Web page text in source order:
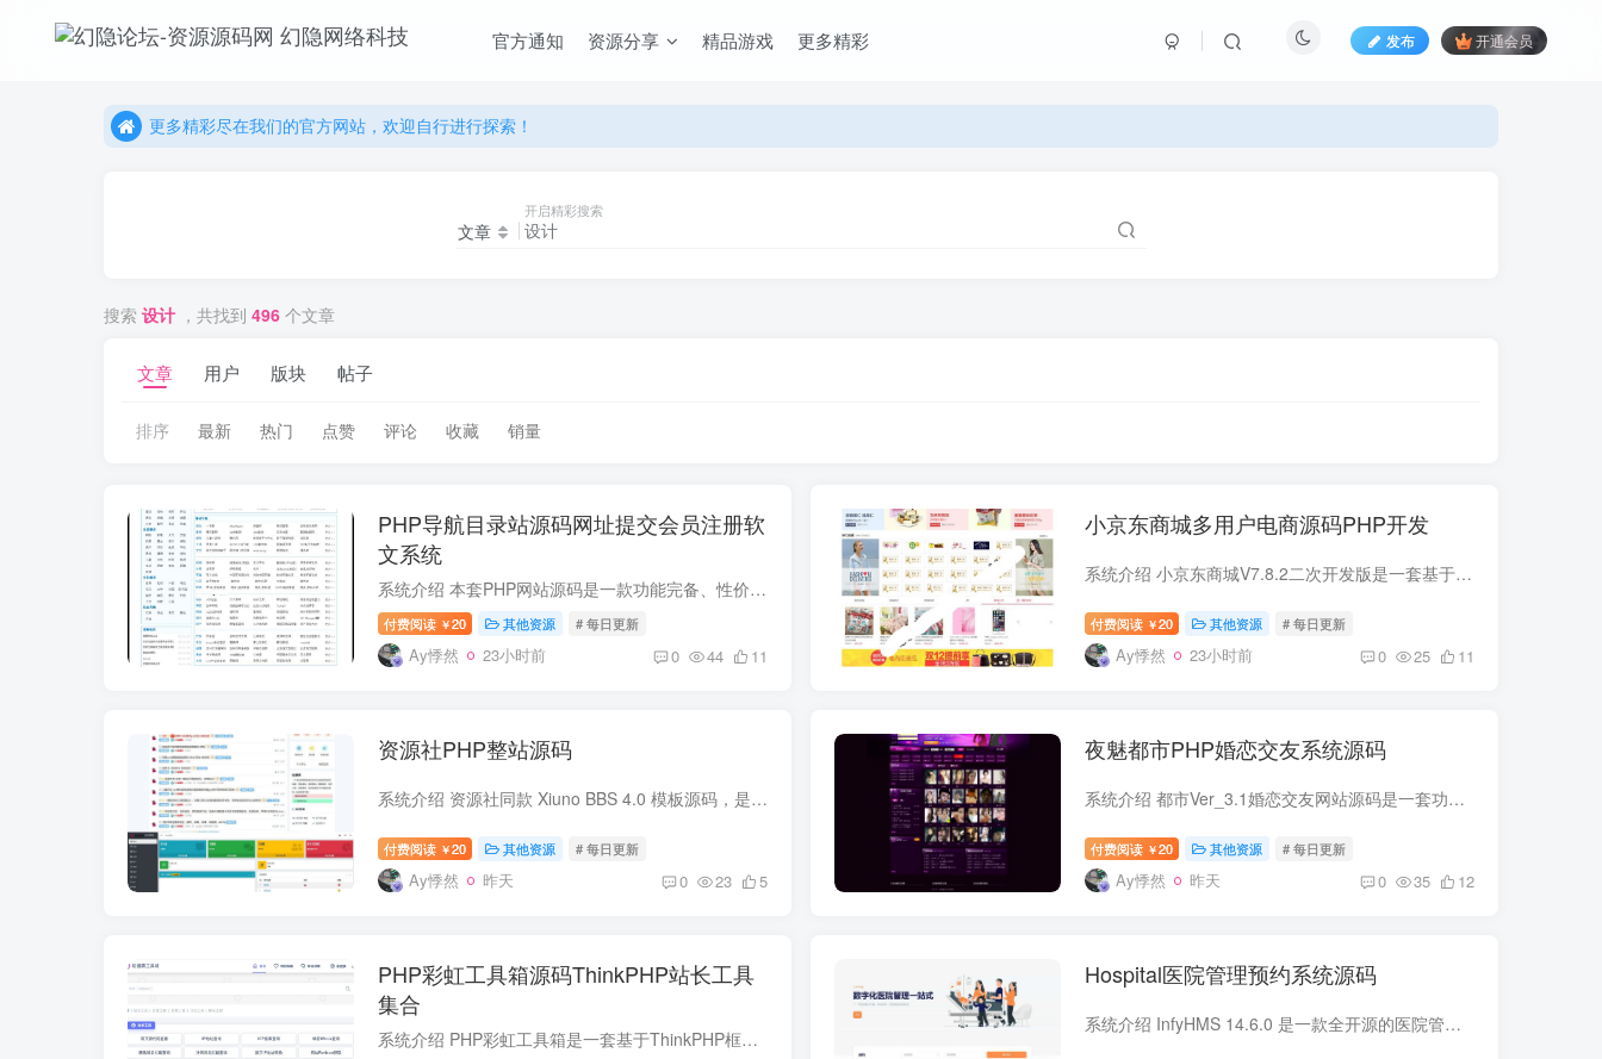
官方通知 资源分享 精品游戏 更多精彩 发布 开通会员
更多精彩尽在我们的官方网站，欢迎自行进行探索！
更多精彩尽在我们的官方网站，欢迎自行进行探索！
文章
开启精彩搜索
搜索 设计 ，共找到 496 个文章
文章 用户 版块 帖子
排序 最新 热门 点赞 评论 收藏 销量
PHP导航目录站源码网址提交会员注册软
文系统
系统介绍 本套PHP网站源码是一款功能完备、性价比极高的目录导航站建站解决方案。源码以经典的PHP+MySQL技术栈构建，环境兼容性强，在绝大多数虚拟主机或服务器上均可轻松部署。其核心定位是为...
付费阅读 ￥20 其他资源 # 每日更新
Ay悸然 23小时前 0 44 11
小京东商城多用户电商源码PHP开发
系统介绍 小京东商城V7.8.2二次开发版是一套基于PHP语言构建的多用户电子商务系统，专为希望拥有独立品牌、自主运营且支持多卖家入驻模式的商业项目而设计。该系统在原有开源框架基础上，针对多...
付费阅读 ￥20 其他资源 # 每日更新
Ay悸然 23小时前 0 25 11
资源社PHP整站源码
系统介绍 资源社同款 Xiuno BBS 4.0 模板源码，是一套面向资源分享与内容社区场景的整站解决方案。它基于高性能轻量级论坛程序 Xiuno BBS 4.0 深度定制，在保留论坛互动能力的同时，重构了前端...
付费阅读 ￥20 其他资源 # 每日更新
Ay悸然 昨天 0 23 5
夜魅都市PHP婚恋交友系统源码
系统介绍 都市Ver_3.1婚恋交友网站源码是一套功能成熟、结构清晰的PHP交友系统，专为希望快速搭建线上交友平台的创业者或个人开发者设计。本套源码基于经典的PHP+MySQL技术栈开发，确保了良好的...
付费阅读 ￥20 其他资源 # 每日更新
Ay悸然 昨天 0 35 12
PHP彩虹工具箱源码ThinkPHP站长工具
集合
系统介绍 PHP彩虹工具箱是一套基于ThinkPHP框架精心打造的多功能在线工具源码，整合了站点管理、开发辅助、QQ功能、音视频处理以及趣味娱乐等72项实用功能。该程序面向个人站长、后端开发者与互...
Hospital医院管理预约系统源码
系统介绍 InfyHMS 14.6.0 是一款全开源的医院管理预约系统，专为提升医疗机构运营效率而设计。该系统基于强大的 PHP 技术栈构建，采用现代化架构，能够帮助医院、诊所、体检中心等机构实现预约...